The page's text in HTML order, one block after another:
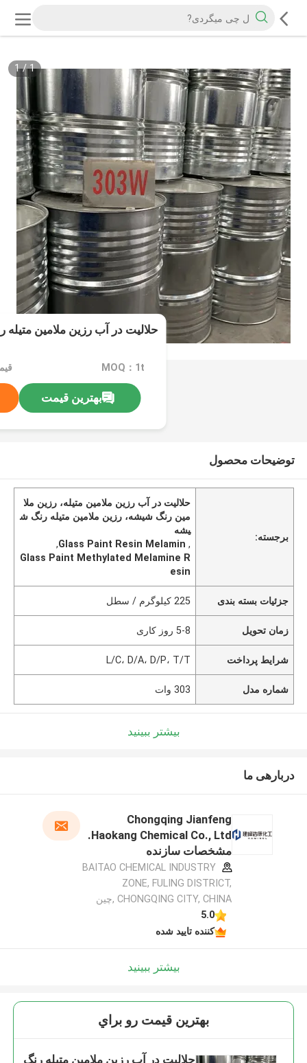
1
/
1
حلالیت در آب رزین ملامین
MOQ：1t
بهترین قیمت
توضیحات محصول
برجسته:
حلالیت در آب رزین ملامین متیله، رزین ملا
مین رنگ شیشه، رزین ملامین متیله رنگ ش
یشه
,
Glass Paint Resin Melamin
,
Glass Paint Methylated Melamine R
esin
جزئیات بسته بندی 225 کیلوگرم / سطل
زمان تحویل 5-8 روز کاری
شرایط پرداخت L/C، D/A، D/P، T/T
شماره مدل 303 وات
بیشتر ببینید
دربارهی ما
Chongqing Jianfeng
Haokang Chemical Co., Ltd.
مشخصات سازنده
BAITAO CHEMICAL INDUSTRY
ZONE, FULING DISTRICT,
CHONGQING CITY, CHINA ,چین
5.0
کننده تایید شده
بیشتر ببینید
بهترين قيمت رو براي
حلالیت در آب رزین ملامین متیله رنگ